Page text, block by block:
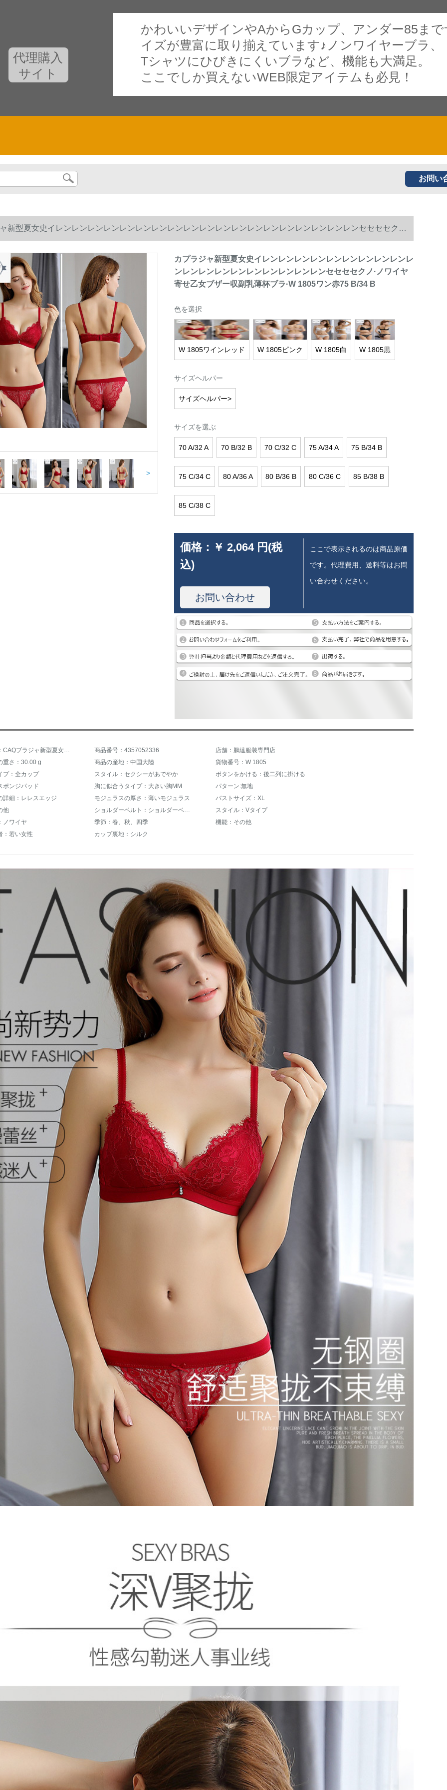
代理購入
サイト
かわいいデザインやAからGカップ、アンダー85まで
イズが豊富に取り揃えています♪ノンワイヤーブラ、
Tシャツにひびきにくいブラなど、機能も大満足。
ここでしか買えないWEB限定アイテムも必見！
お問い
新型夏女史イレンレンレンレンレンレンレンレンレンレンレンレンレンレンレンレンレンレンレンセセセセクノ·
乙女ブザー収副乳薄杯ブラ·W 1805ワン赤75 B/34 B
>
カプラジャ新型夏女史イレンレンレンレンレンレンレンレンレンレ
ンレンレンレンレンレンレンレンレンレンセセセセクノ·ノワイヤ
寄せ乙女ブザー収副乳薄杯ブラ·W 1805ワン赤75 B/34 B
色を選択
W 1805ワインレッド W 1805ピンク W 1805白 W 1805黒
サイズヘルパー
サイズヘルパー>
サイズを選ぶ
70 A/32 A 70 B/32 B 70 C/32 C 75 A/34 A 75 B/34 B
75 C/34 C 80 A/36 A 80 B/36 B 80 C/36 C 85 B/38 B
85 C/38 C
価格： ￥ 2,064 円(税
込)
お問い合わせ
ここで表示されるのは商品原価
です。代理費用、送料等はお問
い合わせください。
商品名称：CAQブラジャ新型夏女史レインレインレインレインレインセセセセシーアノワイア寄せせせ付けブラ少女ブザー収副乳薄杯ブラーW 1805ワインレッド75 B/34 B 商品番号：4357052336
店舗：鵬達服装専門店
重さ：30.00 g
商品の産地：中国大陸
貨物番号：W 1805
プ：全カップ
スタイル：セクシーがあでやか
ボタンをかける：後二列に掛ける
ポンジパッド
胸に似合うタイプ：大きい胸MM
パターン:無地
詳細：レレスエッジ
モジュラスの厚さ：薄いモジュラス
バストサイズ：XL
他
ショルダーベルト：ショルダーベルトを固定する
スタイル：Vタイプ
ノワイヤ
季節：春、秋、四季
機能：その他
：若い女性
カップ裏地：シルク